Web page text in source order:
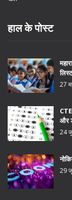
हाल के पोस्ट
27
और
24
29